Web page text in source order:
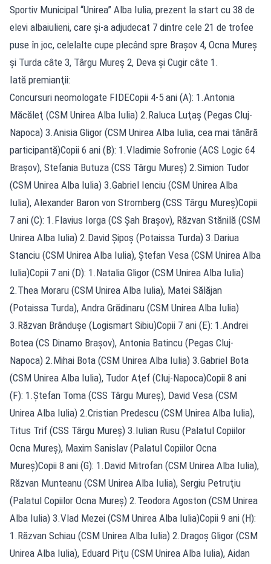
Sportiv Municipal “Unirea” Alba Iulia, prezent la start cu 38 de
elevi albaiulieni, care şi-a adjudecat 7 dintre cele 21 de trofee
puse în joc, celelalte cupe plecând spre Braşov 4, Ocna Mureş
şi Turda câte 3, Târgu Mureş 2, Deva şi Cugir câte 1.
Iată premianţii:
Concursuri neomologate FIDECopii 4-5 ani (A): 1.Antonia
Măcăleţ (CSM Unirea Alba Iulia) 2.Raluca Luţaş (Pegas Cluj-
Napoca) 3.Anisia Gligor (CSM Unirea Alba Iulia, cea mai tânără
participantă)Copii 6 ani (B): 1.Vladimie Sofronie (ACS Logic 64
Braşov), Stefania Butuza (CSS Târgu Mureş) 2.Simion Tudor
(CSM Unirea Alba Iulia) 3.Gabriel Ienciu (CSM Unirea Alba
Iulia), Alexander Baron von Stromberg (CSS Târgu Mureş)Copii
7 ani (C): 1.Flavius Iorga (CS Şah Braşov), Răzvan Stănilă (CSM
Unirea Alba Iulia) 2.David Şipoş (Potaissa Turda) 3.Dariua
Stanciu (CSM Unirea Alba Iulia), Ştefan Vesa (CSM Unirea Alba
Iulia)Copii 7 ani (D): 1.Natalia Gligor (CSM Unirea Alba Iulia)
2.Thea Moraru (CSM Unirea Alba Iulia), Matei Sălăjan
(Potaissa Turda), Andra Grădinaru (CSM Unirea Alba Iulia)
3.Răzvan Brânduşe (Logismart Sibiu)Copii 7 ani (E): 1.Andrei
Botea (CS Dinamo Braşov), Antonia Batincu (Pegas Cluj-
Napoca) 2.Mihai Bota (CSM Unirea Alba Iulia) 3.Gabriel Bota
(CSM Unirea Alba Iulia), Tudor Aţef (Cluj-Napoca)Copii 8 ani
(F): 1.Ştefan Toma (CSS Târgu Mureş), David Vesa (CSM
Unirea Alba Iulia) 2.Cristian Predescu (CSM Unirea Alba Iulia),
Titus Trif (CSS Târgu Mureş) 3.Iulian Rusu (Palatul Copiilor
Ocna Mureş), Maxim Sanislav (Palatul Copiilor Ocna
Mureş)Copii 8 ani (G): 1.David Mitrofan (CSM Unirea Alba Iulia),
Răzvan Munteanu (CSM Unirea Alba Iulia), Sergiu Petruţiu
(Palatul Copiilor Ocna Mureş) 2.Teodora Agoston (CSM Unirea
Alba Iulia) 3.Vlad Mezei (CSM Unirea Alba Iulia)Copii 9 ani (H):
1.Răzvan Schiau (CSM Unirea Alba Iulia) 2.Dragoş Gligor (CSM
Unirea Alba Iulia), Eduard Piţu (CSM Unirea Alba Iulia), Aidan